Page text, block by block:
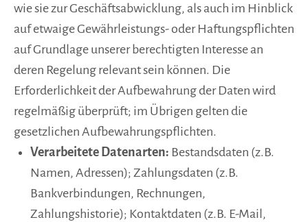
wie sie zur Geschäftsabwicklung, als auch im Hinblick
auf etwaige Gewährleistungs- oder Haftungspflichten
auf Grundlage unserer berechtigten Interesse an
deren Regelung relevant sein können. Die
Erforderlichkeit der Aufbewahrung der Daten wird
regelmäßig überprüft; im Übrigen gelten die
gesetzlichen Aufbewahrungspflichten.
Verarbeitete Datenarten: Bestandsdaten (z.B.
Namen, Adressen); Zahlungsdaten (z.B.
Bankverbindungen, Rechnungen,
Zahlungshistorie); Kontaktdaten (z.B. E-Mail,